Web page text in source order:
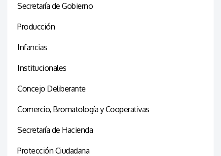
Secretaría de Gobierno
Producción
Infancias
Institucionales
Concejo Deliberante
Comercio, Bromatología y Cooperativas
Secretaría de Hacienda
Protección Ciudadana